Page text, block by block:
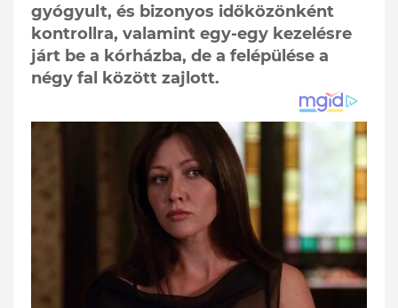
gyógyult, és bizonyos időközönként
kontrollra, valamint egy-egy kezelésre
járt be a kórházba, de a felépülése a
négy fal között zajlott.